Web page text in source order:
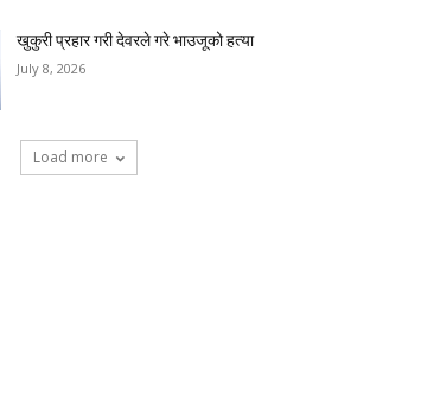
खुकुरी प्रहार गरी देवरले गरे भाउजूको हत्या
July 8, 2026
Load more